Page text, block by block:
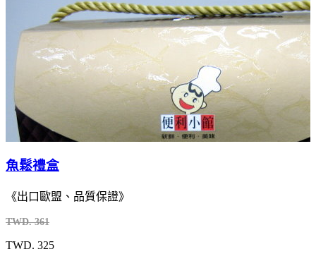
魚鬆禮盒
《出口歐盟、品質保證》
TWD. 361
TWD. 325